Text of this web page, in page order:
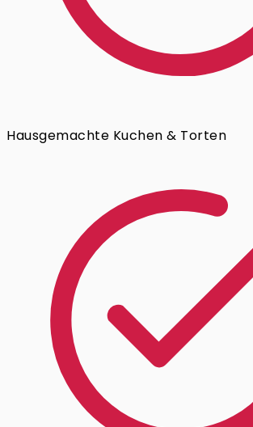
Hausgemachte Kuchen & Torten